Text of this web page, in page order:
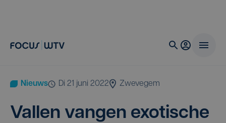
Nieuws di 21 juni 2022 Zwevegem
Val­len van­gen exo­ti­sche